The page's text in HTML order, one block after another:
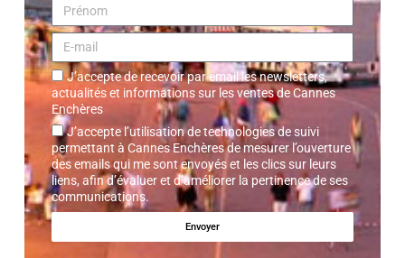
J’accepte de recevoir par email les newsletters,
actualités et informations sur les ventes de Cannes
Enchères
J’accepte l’utilisation de technologies de suivi
permettant à Cannes Enchères de mesurer l’ouverture
des emails qui me sont envoyés et les clics sur leurs
liens, afin d’évaluer et d’améliorer la pertinence de ses
communications.
Envoyer